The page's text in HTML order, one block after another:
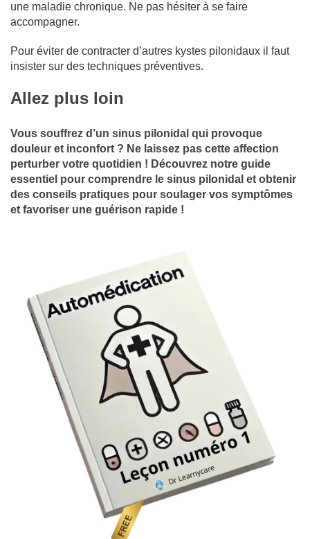
une maladie chronique. Ne pas hésiter à se faire
accompagner.
Pour éviter de contracter d’autres kystes pilonidaux il faut
insister sur des techniques préventives.
Allez plus loin
Vous souffrez d’un sinus pilonidal qui provoque
douleur et inconfort ? Ne laissez pas cette affection
perturber votre quotidien ! Découvrez notre guide
essentiel pour comprendre le sinus pilonidal et obtenir
des conseils pratiques pour soulager vos symptômes
et favoriser une guérison rapide !